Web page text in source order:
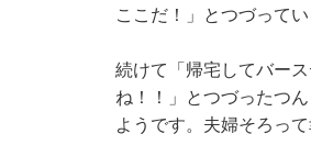
ここだ！」とつづって
続けて「帰宅してバー
ね！！」とつづったつ
ようです。夫婦そろっ